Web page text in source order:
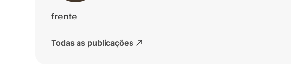
frente
Todas as publicações